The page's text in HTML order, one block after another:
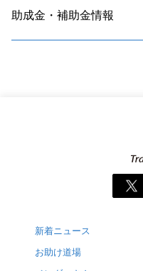
助成金・補助金情報
新着ニュース
お助け道場